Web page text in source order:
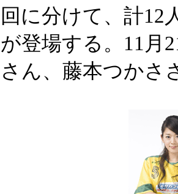
回に分けて、計12
が登場する。11月
さん、藤本つかさ